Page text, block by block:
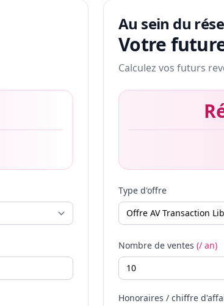
Au sein du
Votre
Calculez vos futurs
Type d'offre
Nombre de ventes (/ an)
Honoraires / chiffre